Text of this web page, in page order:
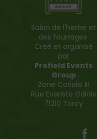
Salon de l'herbe et
des fourrages
Créé et organisé
par
Profield Events
Group
Zone Coriolis III
Rue Evariste Galois
71210 Torcy